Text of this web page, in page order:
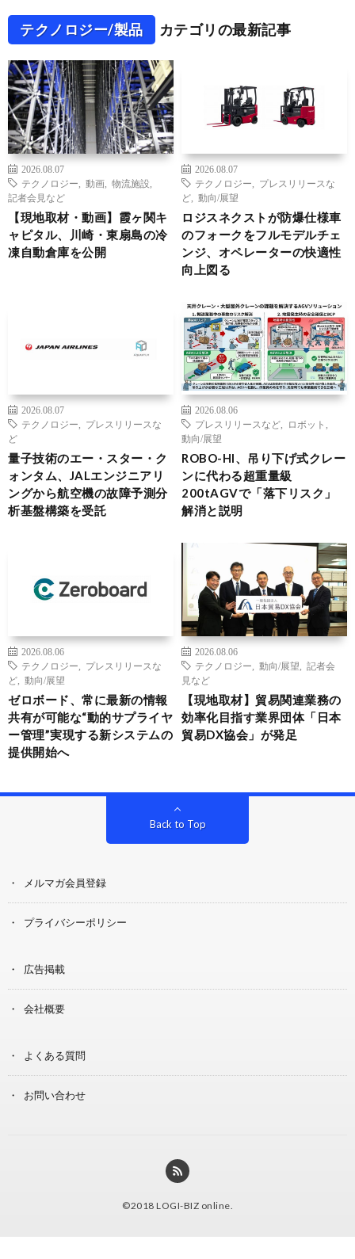
テクノロジー/製品 カテゴリの最新記事
2026.08.07
テクノロジー
動画 物流施設
記者会見など
【現地取材・動画】霞ヶ関キ
ャピタル、川崎・東扇島の冷
凍自動倉庫を公開
2026.08.07
テクノロジー
プレスリリースな
ど
動向/展望
ロジスネクストが防爆仕様車
のフォークをフルモデルチェ
ンジ、オペレーターの快適性
向上図る
2026.08.07
テクノロジー
プレスリリースな
ど
量子技術のエー・スター・ク
ォンタム、JALエンジニアリ
ングから航空機の故障予測分
析基盤構築を受託
2026.08.06
プレスリリースなど
ロボット
動向/展望
ROBO-HI、吊り下げ式クレー
ンに代わる超重量級
200tAGVで「落下リスク」
解消と説明
2026.08.06
テクノロジー
プレスリリースな
ど
動向/展望
ゼロボード、常に最新の情報
共有が可能な“動的サプライヤ
ー管理”実現する新システムの
提供開始へ
2026.08.06
テクノロジー
動向/展望
記者会
見など
【現地取材】貿易関連業務の
効率化目指す業界団体「日本
貿易DX協会」が発足
Back to Top
メルマガ会員登録
プライバシーポリシー
広告掲載
会社概要
よくある質問
お問い合わせ
©2018 LOGI-BIZ online